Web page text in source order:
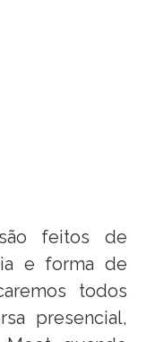
feitos de
e forma de
todos
presencial,